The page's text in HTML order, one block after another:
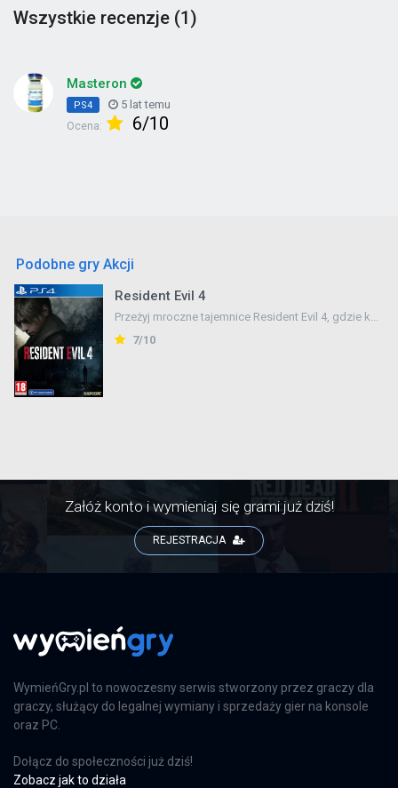
Wszystkie recenzje (1)
Masteron
PS4 5 lat temu
Ocena: 6/10
Podobne gry Akcji
Resident Evil 4
Przeżyj mroczne tajemnice Resident Evil 4, gdzie k...
7/10
Załóż konto i wymieniaj się grami już dziś!
REJESTRACJA
WymieńGry.pl to nowoczesny serwis stworzony przez graczy dla
graczy, służący do legalnej wymiany i sprzedaży gier na konsole
oraz PC.
Dołącz do społeczności już dziś!
Zobacz jak to działa